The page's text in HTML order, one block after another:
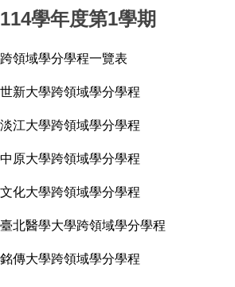
114學年度第1學期
跨領域學分學程一覽表
世新大學跨領域學分學程
淡江大學跨領域學分學程
中原大學跨領域學分學程
文化大學跨領域學分學程
臺北醫學大學跨領域學分學程
銘傳大學跨領域學分學程